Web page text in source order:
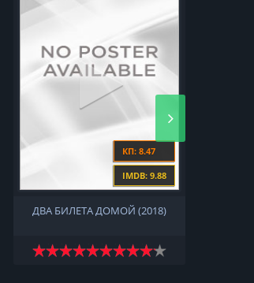
КП: 8.47
IMDB: 9.88
ДВА БИЛЕТА ДОМОЙ (2018)